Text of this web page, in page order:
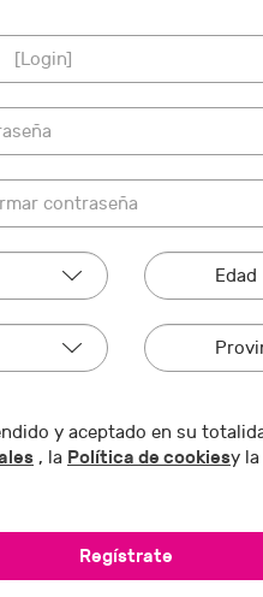
y aceptado en su
, la Política de cookiesy la